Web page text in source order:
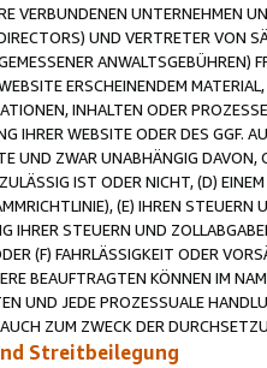
VERBUNDENEN UNTERNEHMEN
UND VERTRETER VON
ERSCHEINENDEM
INHALTEN ODER
IHRER WEBSITE ODER DES GGF.
UND ZWAR UNABHÄNGIG
IST ODER NICHT, (D)
(E) IHREN
IHRER STEUERN UND
(F) FAHRLÄSSIGKEIT ODER
BEAUFTRAGTEN KÖNNEN IM
UND JEDE PROZESSUALE
ZUM ZWECK DER
Streitbeilegung